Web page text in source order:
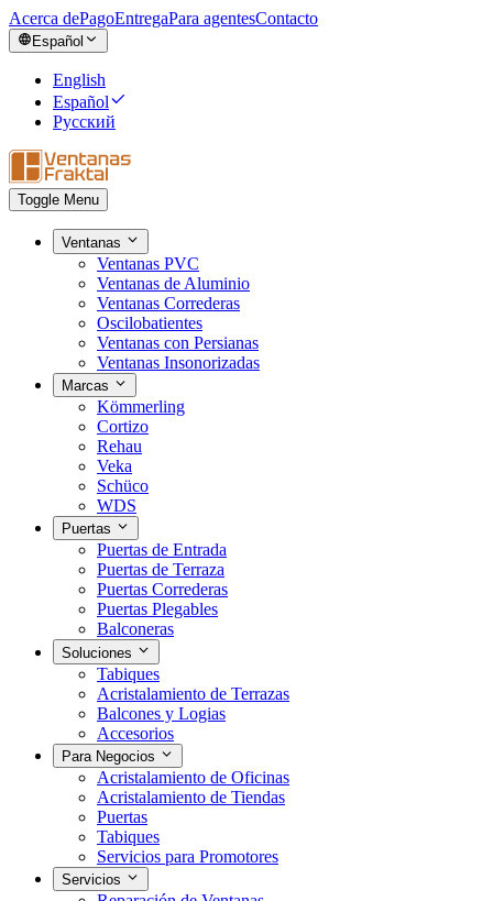
Acerca dePagoEntregaPara agentesContacto
Español
English
Español
Русский
Toggle Menu
Ventanas
Ventanas PVC
Ventanas de Aluminio
Ventanas Correderas
Oscilobatientes
Ventanas con Persianas
Ventanas Insonorizadas
Marcas
Kömmerling
Cortizo
Rehau
Veka
Schüco
WDS
Puertas
Puertas de Entrada
Puertas de Terraza
Puertas Correderas
Puertas Plegables
Balconeras
Soluciones
Tabiques
Acristalamiento de Terrazas
Balcones y Logias
Accesorios
Para Negocios
Acristalamiento de Oficinas
Acristalamiento de Tiendas
Puertas
Tabiques
Servicios para Promotores
Servicios